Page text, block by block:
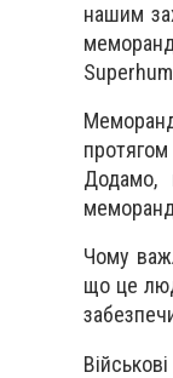
нашим
протягом
Додамо,
Чому
що це